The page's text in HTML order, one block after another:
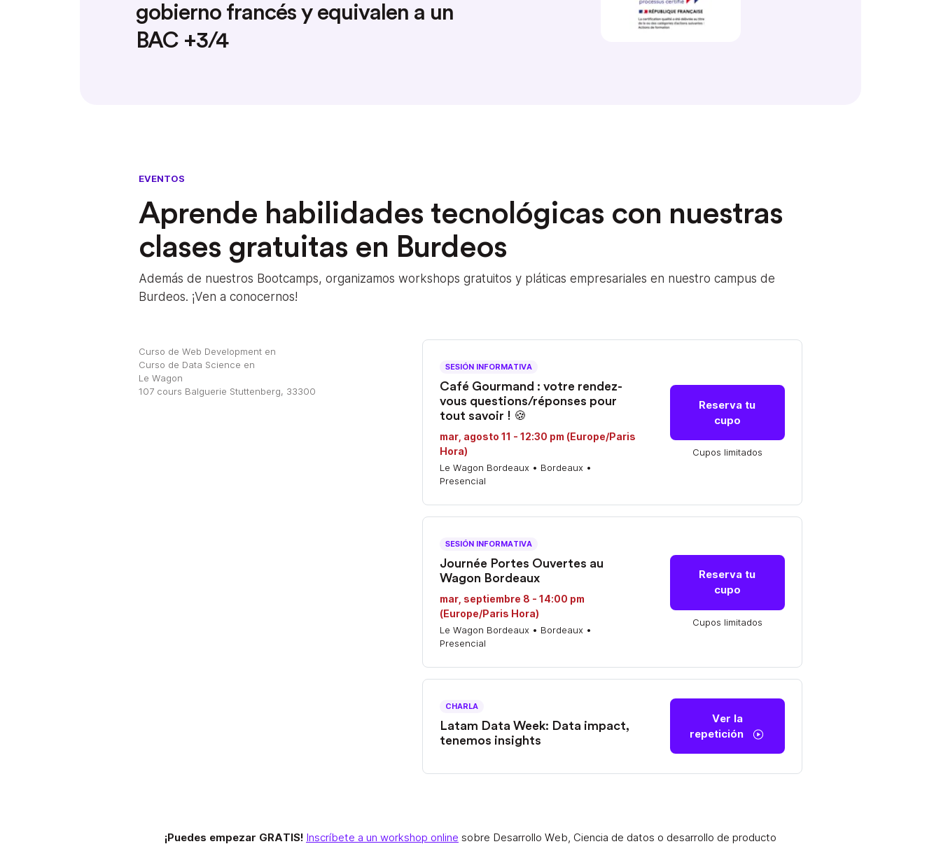
gobierno francés y equivalen a un
BAC +3/4
EVENTOS
Aprende habilidades tecnológicas con nuestras
clases gratuitas en Burdeos
Además de nuestros Bootcamps, organizamos workshops gratuitos y pláticas empresariales en nuestro campus de
Burdeos. ¡Ven a conocernos!
Curso de Web Development en
Curso de Data Science en
Le Wagon
107 cours Balguerie Stuttenberg, 33300
SESIÓN INFORMATIVA
Café Gourmand : votre rendez-
vous questions/réponses pour
tout savoir ! 🍪
mar, agosto 11 - 12:30 pm (Europe/Paris
Hora)
Le Wagon Bordeaux • Bordeaux •
Presencial
Reserva tu
cupo
Cupos limitados
SESIÓN INFORMATIVA
Journée Portes Ouvertes au
Wagon Bordeaux
mar, septiembre 8 - 14:00 pm
(Europe/Paris Hora)
Le Wagon Bordeaux • Bordeaux •
Presencial
Reserva tu
cupo
Cupos limitados
CHARLA
Latam Data Week: Data impact,
tenemos insights
Ver la
repetición
¡Puedes empezar GRATIS! Inscríbete a un workshop online sobre Desarrollo Web, Ciencia de datos o desarrollo de producto